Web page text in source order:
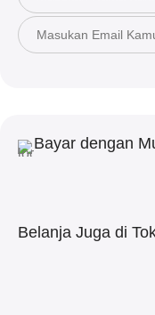
Bayar dengan
Belanja Juga di